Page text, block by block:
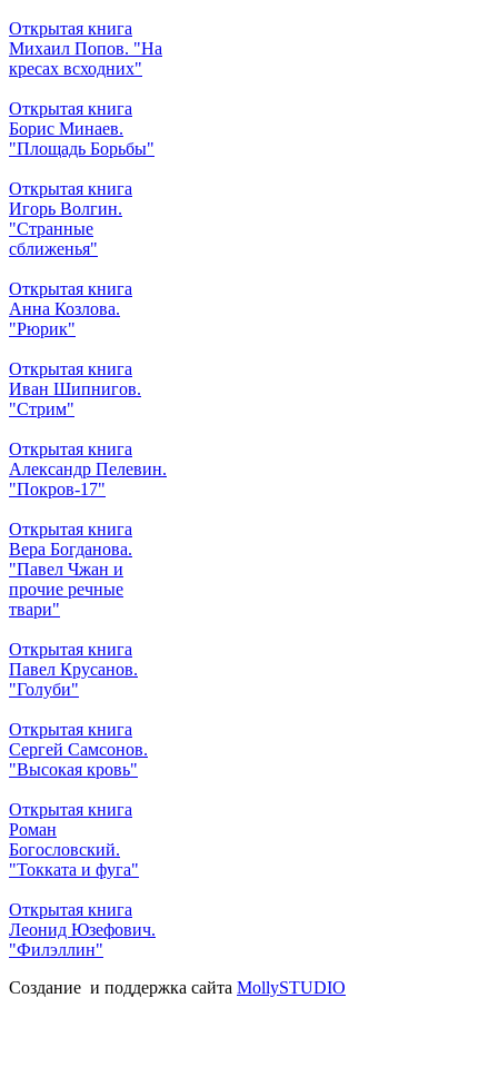
Открытая книга
Михаил Попов. "На
кресах всходних"
Открытая книга
Борис Минаев.
"Площадь Борьбы"
Открытая книга
Игорь Волгин.
"Странные
сближенья"
Открытая книга
Анна Козлова.
"Рюрик"
Открытая книга
Иван Шипнигов.
"Стрим"
Открытая книга
Александр Пелевин.
"Покров-17"
Открытая книга
Вера Богданова.
"Павел Чжан и
прочие речные
твари"
Открытая книга
Павел Крусанов.
"Голуби"
Открытая книга
Сергей Самсонов.
"Высокая кровь"
Открытая книга
Роман
Богословский.
"Токката и фуга"
Открытая книга
Леонид Юзефович.
"Филэллин"
Создание и поддержка сайта MollySTUDIO